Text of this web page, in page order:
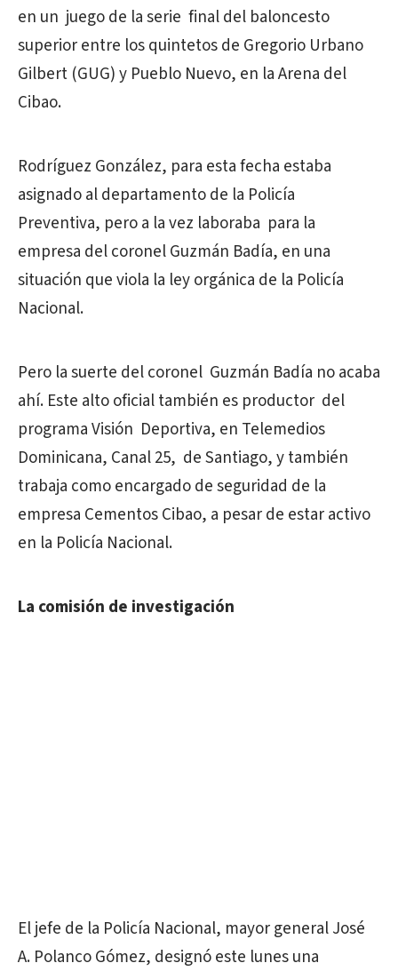
en un juego de la serie final del baloncesto
superior entre los quintetos de Gregorio Urbano
Gilbert (GUG) y Pueblo Nuevo, en la Arena del
Cibao.
Rodríguez González, para esta fecha estaba
asignado al departamento de la Policía
Preventiva, pero a la vez laboraba para la
empresa del coronel Guzmán Badía, en una
situación que viola la ley orgánica de la Policía
Nacional.
Pero la suerte del coronel Guzmán Badía no acaba
ahí. Este alto oficial también es productor del
programa Visión Deportiva, en Telemedios
Dominicana, Canal 25, de Santiago, y también
trabaja como encargado de seguridad de la
empresa Cementos Cibao, a pesar de estar activo
en la Policía Nacional.
La comisión de investigación
El jefe de la Policía Nacional, mayor general José
A. Polanco Gómez, designó este lunes una